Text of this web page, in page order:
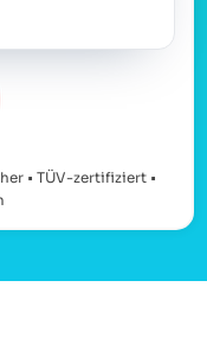
• TÜV-zertifiziert •